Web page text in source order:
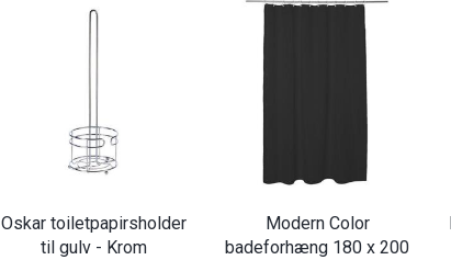
Oskar toiletpapirsholder
til gulv - Krom
Modern Color
badeforhæng 180 x 200